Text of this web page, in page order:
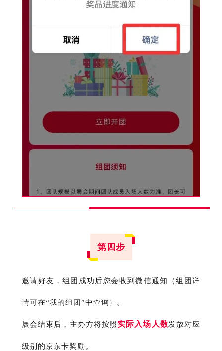
第四步
邀请好友，组团成功后您会收到微信通知（组团详
情可在“我的组团”中查询）。
展会结束后，主办方将按照实际 入场人数发放对应
级别的京东卡奖励。